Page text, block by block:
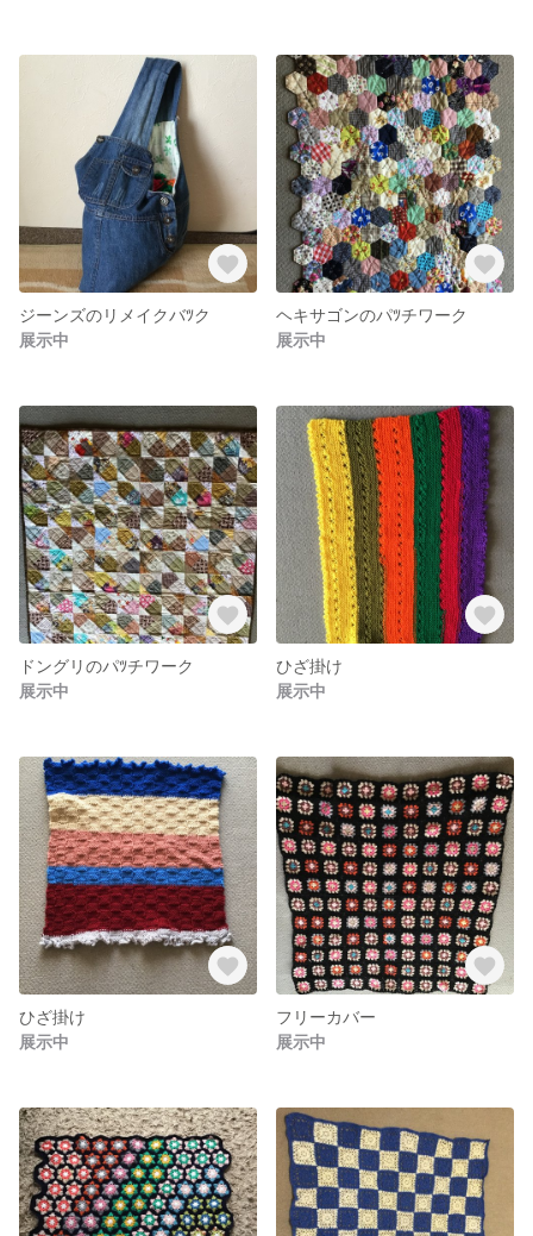
ジーンズのリメイクバﾂク
展示中
ヘキサゴンのパﾂチワーク
展示中
ドングリのパﾂチワーク
展示中
ひざ掛け
展示中
ひざ掛け
展示中
フリーカバー
展示中